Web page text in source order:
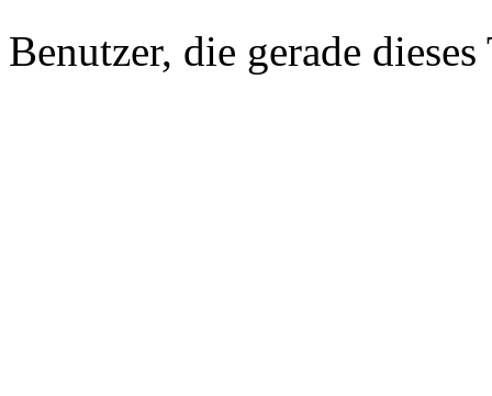
Benutzer, die gerade